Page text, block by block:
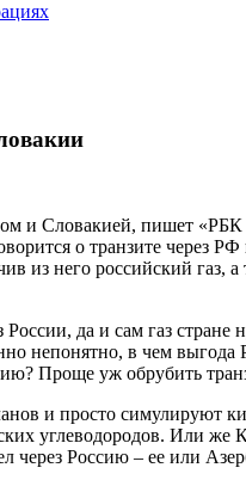
и Словакией, пишет
о транзите через
из него российский
России, да и сам газ
непонятно, в чем
Проще уж обрубить
и просто симулируют
углеводородов. Или
через Россию – ее или